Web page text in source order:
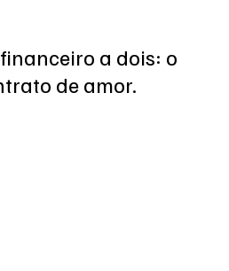
a dois: o
de amor.